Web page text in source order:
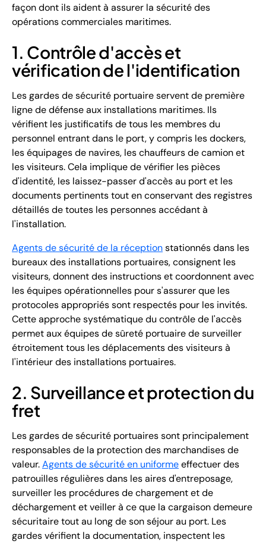
façon dont ils aident à assurer la sécurité des
opérations commerciales maritimes.
1. Contrôle d'accès et
vérification de l'identification
Les gardes de sécurité portuaire servent de première
ligne de défense aux installations maritimes. Ils
vérifient les justificatifs de tous les membres du
personnel entrant dans le port, y compris les dockers,
les équipages de navires, les chauffeurs de camion et
les visiteurs. Cela implique de vérifier les pièces
d'identité, les laissez-passer d'accès au port et les
documents pertinents tout en conservant des registres
détaillés de toutes les personnes accédant à
l'installation.
Agents de sécurité de la réceptionstationnés dans les
bureaux des installations portuaires, consignent les
visiteurs, donnent des instructions et coordonnent avec
les équipes opérationnelles pour s'assurer que les
protocoles appropriés sont respectés pour les invités.
Cette approche systématique du contrôle de l'accès
permet aux équipes de sûreté portuaire de surveiller
étroitement tous les déplacements des visiteurs à
l'intérieur des installations portuaires.
2. Surveillance et protection du
fret
Les gardes de sécurité portuaires sont principalement
responsables de la protection des marchandises de
valeur.Agents de sécurité en uniformeeffectuer des
patrouilles régulières dans les aires d'entreposage,
surveiller les procédures de chargement et de
déchargement et veiller à ce que la cargaison demeure
sécuritaire tout au long de son séjour au port. Les
gardes vérifient la documentation, inspectent les